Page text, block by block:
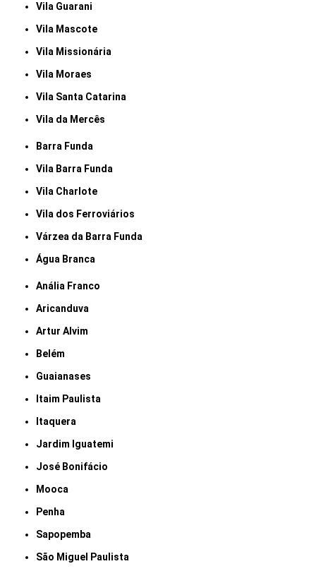
Vila Guarani
Vila Mascote
Vila Missionária
Vila Moraes
Vila Santa Catarina
Vila da Mercês
Barra Funda
Vila Barra Funda
Vila Charlote
Vila dos Ferroviários
Várzea da Barra Funda
Água Branca
Anália Franco
Aricanduva
Artur Alvim
Belém
Guaianases
Itaim Paulista
Itaquera
Jardim Iguatemi
José Bonifácio
Mooca
Penha
Sapopemba
São Miguel Paulista